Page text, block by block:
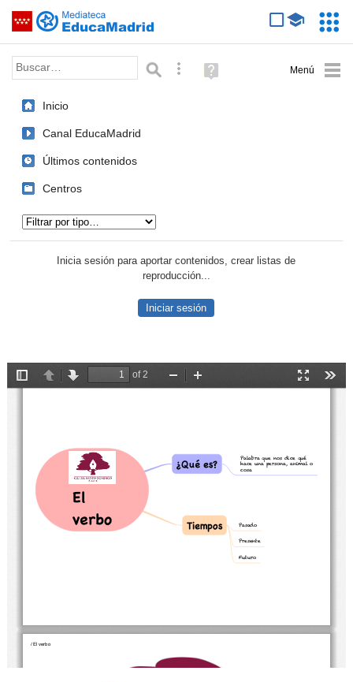
Saltar navegación
Palabra o frase: Búsqueda avanzada
Ayuda
(en
Inicio
Canal EducaMadrid
Últimos contenidos
Centros
Inicia sesión para aportar contenidos, crear listas de
reproducción...
Iniciar sesión